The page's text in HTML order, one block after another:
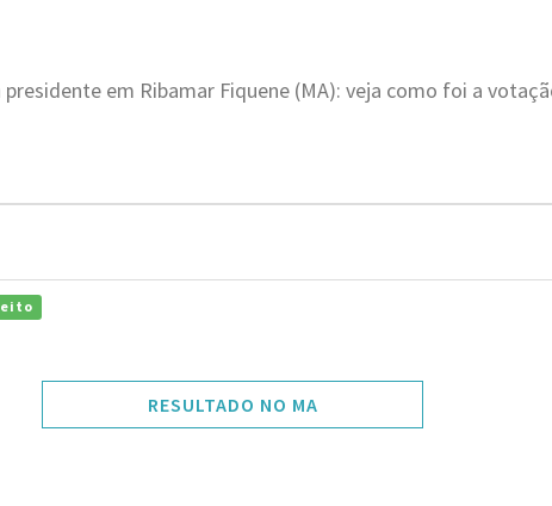
em Ribamar Fiquene (MA): veja como foi a
RESULTADO NO MA